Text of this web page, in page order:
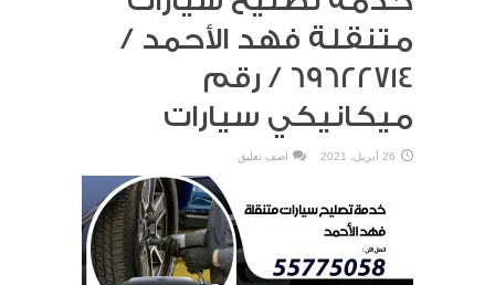
متنقلة فهد الأحمد /
69622714‬ / رقم
ميكانيكي سيارات
26 أبريل، 2021 اضف تعليق